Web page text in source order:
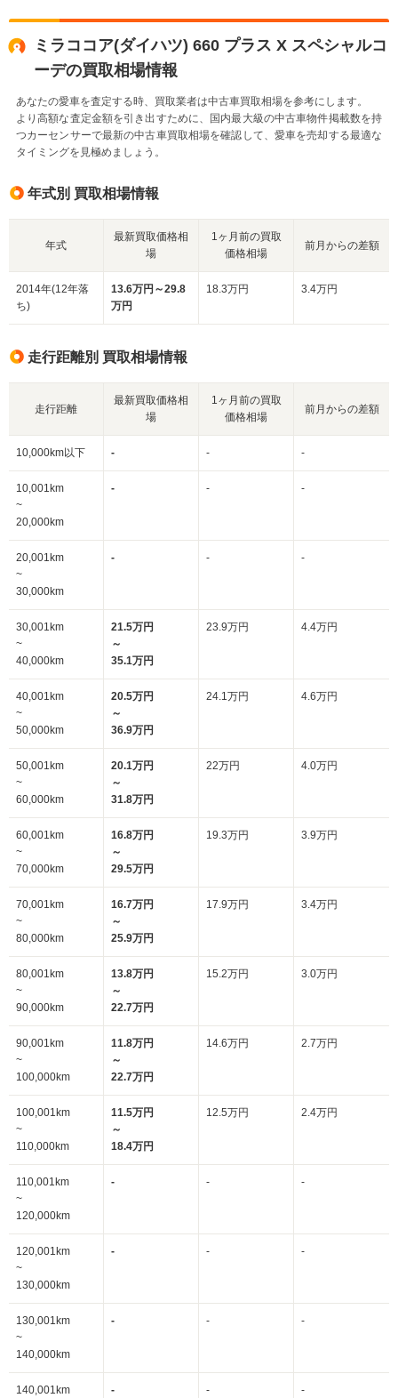
ミラココア(ダイハツ) 660 プラス X スペシャルコ
ーデの買取相場情報
あなたの愛車を査定する時、買取業者は中古車買取相場を参考にします。
より高額な査定金額を引き出すために、国内最大級の中古車物件掲載数を持
つカーセンサーで最新の中古車買取相場を確認して、愛車を売却する最適な
タイミングを見極めましょう。
年式別 買取相場情報
年式
最新買取価格相
場
1ヶ月前の買取
価格相場
前月からの差額
2014年(12年落
ち)
13.6万円～29.8
万円
18.3万円 3.4万円
走行距離別 買取相場情報
走行距離
最新買取価格相
場
1ヶ月前の買取
価格相場
前月からの差額
10,000km以下 - - -
10,001km
~
20,000km
- - -
20,001km
~
30,000km
- - -
30,001km
~
40,000km
21.5万円
～
35.1万円
23.9万円 4.4万円
40,001km
~
50,000km
20.5万円
～
36.9万円
24.1万円 4.6万円
50,001km
~
60,000km
20.1万円
～
31.8万円
22万円 4.0万円
60,001km
~
70,000km
16.8万円
～
29.5万円
19.3万円 3.9万円
70,001km
~
80,000km
16.7万円
～
25.9万円
17.9万円 3.4万円
80,001km
~
90,000km
13.8万円
～
22.7万円
15.2万円 3.0万円
90,001km
~
100,000km
11.8万円
～
22.7万円
14.6万円 2.7万円
100,001km
~
110,000km
11.5万円
～
18.4万円
12.5万円 2.4万円
110,001km
~
120,000km
- - -
120,001km
~
130,000km
- - -
130,001km
~
140,000km
- - -
140,001km - - -